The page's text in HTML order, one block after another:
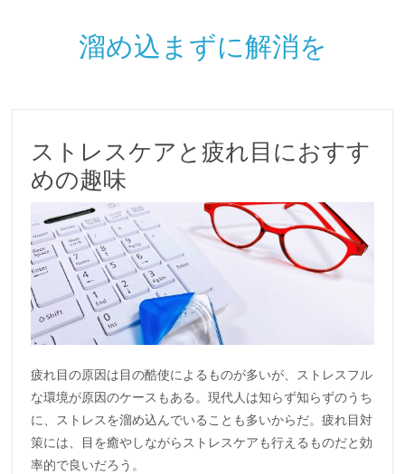
溜め込まずに解消を
ストレスケアと疲れ目におすす
めの趣味
疲れ目の原因は目の酷使によるものが多いが、ストレスフル
な環境が原因のケースもある。現代人は知らず知らずのうち
に、ストレスを溜め込んでいることも多いからだ。疲れ目対
策には、目を癒やしながらストレスケアも行えるものだと効
率的で良いだろう。